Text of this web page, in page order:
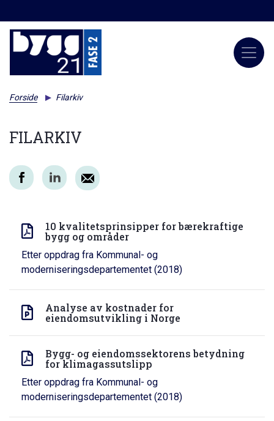
Forside Filarkiv
FILARKIV
10 kvalitetsprinsipper for bærekraftige
bygg og områder
Etter oppdrag fra Kommunal- og
moderniseringsdepartementet (2018)
Analyse av kostnader for
eiendomsutvikling i Norge
Bygg- og eiendomssektorens betydning
for klimagassutslipp
Etter oppdrag fra Kommunal- og
moderniseringsdepartementet (2018)